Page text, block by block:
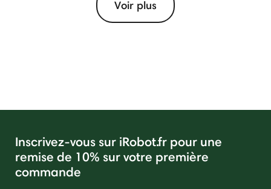
Voir plus
Inscrivez-vous sur iRobot.fr pour une
remise de 10% sur votre première
commande